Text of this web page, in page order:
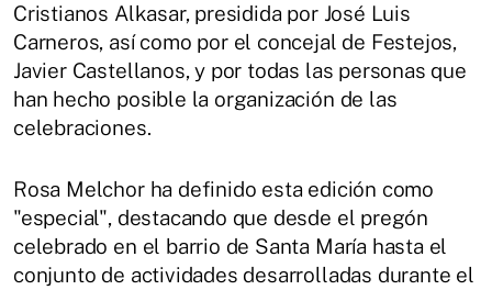
Cristianos Alkasar, presidida por José Luis
Carneros, así como por el concejal de Festejos,
Javier Castellanos, y por todas las personas que
han hecho posible la organización de las
celebraciones.
Rosa Melchor ha definido esta edición como
"especial", destacando que desde el pregón
celebrado en el barrio de Santa María hasta el
conjunto de actividades desarrolladas durante el